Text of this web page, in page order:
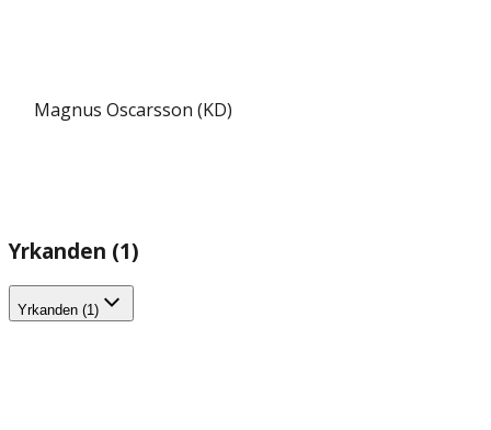
Magnus Oscarsson (KD)
Yrkanden (1)
Yrkanden (1)